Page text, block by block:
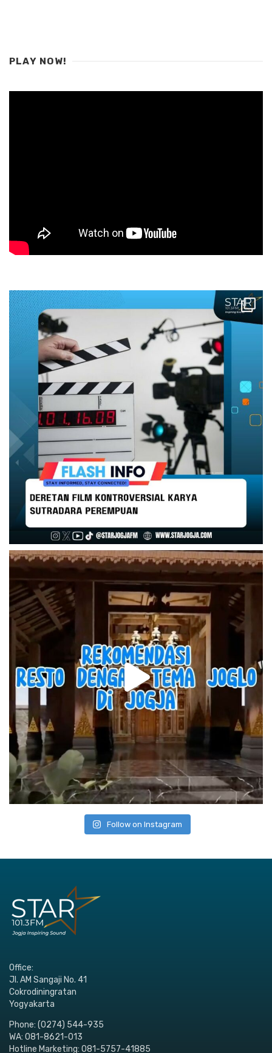
PLAY NOW!
Follow on Instagram
Office:
Jl. AM Sangaji No. 41
Cokrodiningratan
Yogyakarta
Phone: (0274) 544-935
WA: 081-8621-013
Hotline Marketing: 081-5757-41885